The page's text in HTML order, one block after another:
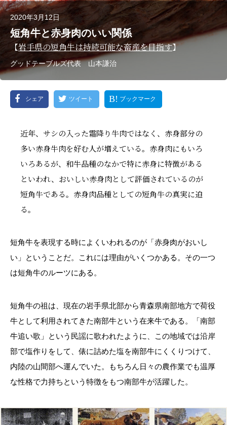
2020年3月12日
短角牛と赤身肉のいい関係
【岩手県の短角牛は持続可能な畜産を目指す】
グッドテーブルズ代表 山本謙治
シェア ツイート ブックマーク
近年、サシの入った霜降り牛肉ではなく、赤身部分の
多い赤身牛肉を好む人が増えている。赤身肉にもいろ
いろあるが、和牛品種のなかで特に赤身に特徴がある
といわれ、おいしい赤身肉として評価されているのが
短角牛である。赤身肉品種としての短角牛の真実に迫
る。
短角牛を表現する時によくいわれるのが「赤身肉がおいし
い」ということだ。これには理由がいくつかある。その一つ
は短角牛のルーツにある。
短角牛の祖は、現在の岩手県北部から青森県南部地方で荷役
牛として利用されてきた南部牛という在来牛である。「南部
牛追い歌」という民謡に歌われたように、この地域では沿岸
部で塩作りをして、俵に詰めた塩を南部牛にくくりつけて、
内陸の山間部へ運んでいた。もちろん日々の農作業でも温厚
な性格で力持ちという特徴をもつ南部牛が活躍した。